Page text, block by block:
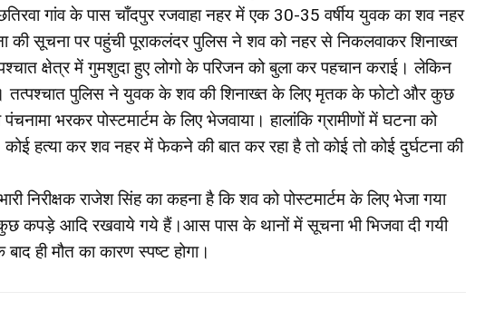
गांव के पास चाँदपुर रजवाहा नहर में एक 30-35 वर्षीय युवक का शव नहर
की सूचना पर पहुंची पूराकलंदर पुलिस ने शव को नहर से निकलवाकर शिनाख्त
क्षेत्र में गुमशुदा हुए लोगो के परिजन को बुला कर पहचान कराई। लेकिन
तत्पश्चात पुलिस ने युवक के शव की शिनाख्त के लिए मृतक के फोटो और कुछ
भरकर पोस्टमार्टम के लिए भेजवाया। हालांकि ग्रामीणों में घटना को
हत्या कर शव नहर में फेकने की बात कर रहा है तो कोई तो कोई दुर्घटना की
निरीक्षक राजेश सिंह का कहना है कि शव को पोस्टमार्टम के लिए भेजा गया
कपड़े आदि रखवाये गये हैं।आस पास के थानों में सूचना भी भिजवा दी गयी
ही मौत का कारण स्पष्ट होगा।